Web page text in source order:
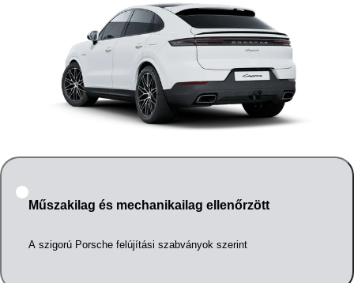
Műszakilag és mechanikailag ellenőrzött
A szigorú Porsche felújítási szabványok szerint